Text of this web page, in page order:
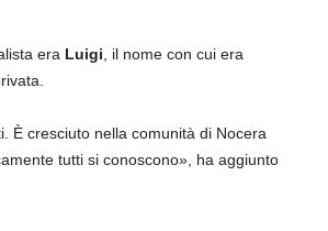
era Luigi , il nome con cui era
È cresciuto nella comunità di Nocera
tutti si conoscono», ha aggiunto